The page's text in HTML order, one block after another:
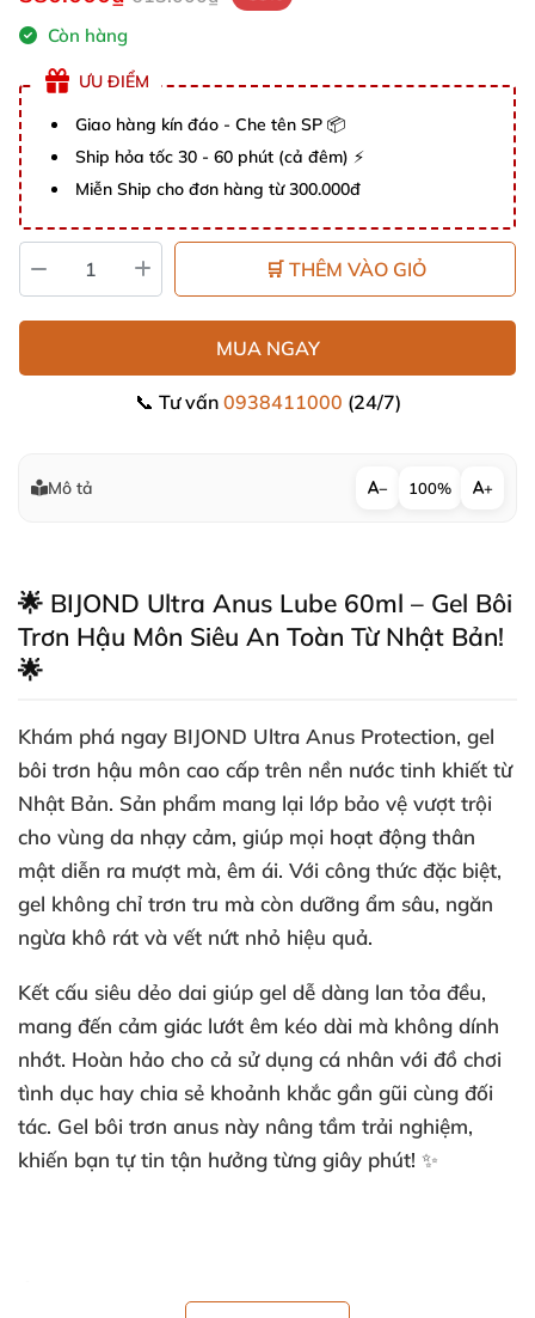
Còn hàng
ƯU ĐIỂM
Giao hàng kín đáo - Che tên SP 📦
Ship hỏa tốc 30 - 60 phút (cả đêm) ⚡
Miễn Ship cho đơn hàng từ 300.000đ
🛒 THÊM VÀO GIỎ
MUA NGAY
📞 Tư vấn 0938411000 (24/7)
Mô tả − 100% +
🌟 BIJOND Ultra Anus Lube 60ml – Gel Bôi
Trơn Hậu Môn Siêu An Toàn Từ Nhật Bản!
🌟
Khám phá ngay BIJOND Ultra Anus Protection, gel
bôi trơn hậu môn cao cấp trên nền nước tinh khiết từ
Nhật Bản. Sản phẩm mang lại lớp bảo vệ vượt trội
cho vùng da nhạy cảm, giúp mọi hoạt động thân
mật diễn ra mượt mà, êm ái. Với công thức đặc biệt,
gel không chỉ trơn tru mà còn dưỡng ẩm sâu, ngăn
ngừa khô rát và vết nứt nhỏ hiệu quả.
Kết cấu siêu dẻo dai giúp gel dễ dàng lan tỏa đều,
mang đến cảm giác lướt êm kéo dài mà không dính
nhớt. Hoàn hảo cho cả sử dụng cá nhân với đồ chơi
tình dục hay chia sẻ khoảnh khắc gần gũi cùng đối
tác. Gel bôi trơn anus này nâng tầm trải nghiệm,
khiến bạn tự tin tận hưởng từng giây phút! ✨
🔍 Thông Số Kỹ Thuật Nổi Bật Của